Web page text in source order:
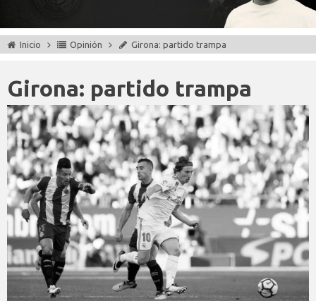
Inicio Opinión Girona: partido trampa
Girona: partido trampa